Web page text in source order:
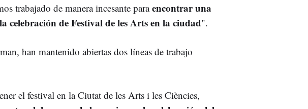
trabajado de manera incesante paraencontrar una
celebración de Festival de les Arts en la ciudad".
han mantenido abiertas dos líneas de trabajo
el festival en la Ciutat de les Arts i les Ciències,